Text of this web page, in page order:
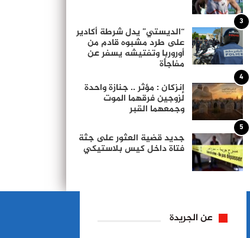
3
“الديستي” يدل شرطة أكادير
على طرد مشبوه قادم من
أوروربا وتفتيشه يسفر عن
مفاجأة
4
إنزكان : مؤثر .. جنازة واحدة
لزوجين فرقهما الموت
وجمعهما القبر
5
جديد قضية العثور على جثة
فتاة داخل كيس بلاستيكي
عن الجريدة